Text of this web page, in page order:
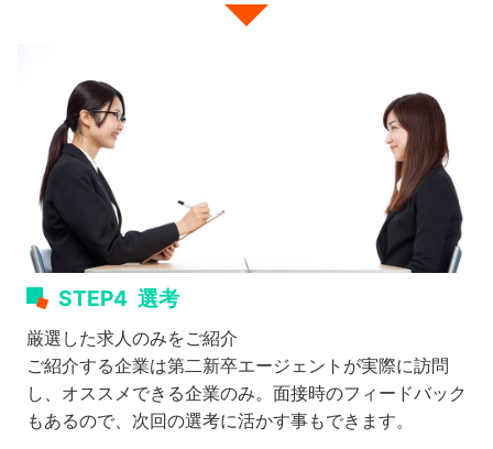
STEP4 選考
厳選した求人のみをご紹介
ご紹介する企業は第二新卒エージェントが実際に訪問
し、オススメできる企業のみ。面接時のフィードバック
もあるので、次回の選考に活かす事もできます。